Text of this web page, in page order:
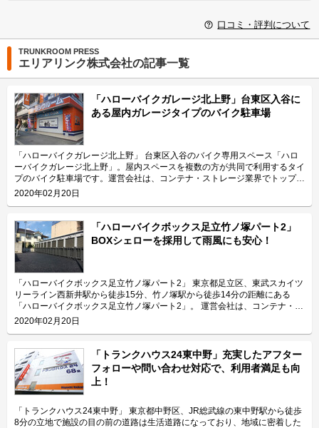
口コミ・評判について
TRUNKROOM PRESS
エリアリンク株式会社の記事一覧
「ハローバイクガレージ北上野」台東区入谷に
ある屋内ガレージタイプのバイク駐車場
「ハローバイクガレージ北上野」 台東区入谷のバイク専用スペース「ハロ
ーバイクガレージ北上野」。屋内スペースを複数の方が共同で利用するタイ
プのバイク駐車場です。運営会社は、コンテナ・ストレージ業界でトップレ
ベルのシェアを誇り、東証マザーズにも上場しているエリアリンク株式会
社。 今回は、エリアリンク株式会社が運営している「ハローバイクガレー
ージ北上野」の特長を教えてください。 東京メトロ日比谷線の入谷駅から
徒歩4分、JR山手線の鶯谷駅から徒歩10分の場所に位置する「ハローバイク
ガレージ北上野」。駅近なバイク駐車スペースであり、24時間365日ご利用
頂けます。広さ2.25帖・幅130cm・奥行き270cmのスペースをご用意して
おり、大型バイクの駐車にも対応可能です。また、屋内型トランクルーム
「ハローストレージ北上野」と隣接していてパーツやメンテナンス用品の収
納にご利用頂けます。ツーリングにお出掛する際にも大変便利です。 主に
どんな方がご利用されているのでしょうか？ 主に入谷駅周辺エリアを中心
とした近隣エリアの方々にご利用頂いています。「ハローバイクガレージ北
上野」は鶯谷や上野、稲荷町、田原町などからもアクセス良好なバイク専用
施設なので、近隣エリアのライダーから人気があります。大きめの駐車スペ
ースのため、アメリカンクルーザー、レーサー・スポーツタイプ、ビッグス
クーターなど、高級車や大型車の保管にもご利用頂いております。 セキュ
リティや安全面について教えてください。 「ハローバイクガレージ北上
野」は屋内タイプで雨風を防ぐことができ、また、電動シャッターや防犯カ
メラなどを設置しているためセキュリテイ面もしっかりしているので、盗難
やイタズラから愛車を守りたい、大切なバイクを雨風で汚したくない方にお
すすめです。 費用や契約について教えてください。 月額17,400円（税込）
2020年02月20日
「ハローバイクボックス足立竹ノ塚パート2」
BOXシェローを採用して雨風にも安心！
「ハローバイクボックス足立竹ノ塚パート2」 東京都足立区、東武スカイツ
リーライン西新井駅から徒歩15分、竹ノ塚駅から徒歩14分の距離にある
「ハローバイクボックス足立竹ノ塚パート2」。 運営会社は、コンテナ・ス
トレージ業界でトップレベルのシェアを誇り、東証マザーズにも上場してい
るエリアリンク株式会社です。 今回は、エリアリンク株式会社が運営して
ご紹介致します。 「ハローバイクボックス足立竹ノ塚パート2」の特長を教
えてください。 ボックスタイプの「ハローバイクボックス足立竹ノ塚パー
ト2」は、国道4号線から車でアクセスしやすい立地にある施設です。 広さ2
帖・幅110cm・奥行き252cm・高さ197cmのバイクボックスが17室ご用意
しており、24時間365日自由にご利用頂けます。 エリアリンク株式会社の
「ハローバイクボックス」は全国のライダー様から愛されているBOXシェ
ローを採用した施設のため、風雨による汚れや浸食に強いのが特長です。幅
2020年02月20日
「トランクハウス24東中野」充実したアフター
フォローや問い合わせ対応で、利用者満足も向
上！
「トランクハウス24東中野」 東京都中野区、JR総武線の東中野駅から徒歩
8分の立地で施設の目の前の道路は生活道路になっており、地域に密着した